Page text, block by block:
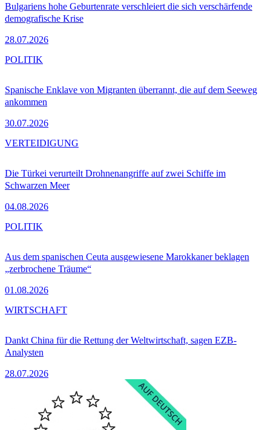
Bulgariens hohe Geburtenrate verschleiert die sich verschärfende
demografische Krise
28.07.2026
Spanische Enklave von Migranten überrannt, die auf dem Seeweg
ankommen
30.07.2026
POLITIK
Die Türkei verurteilt Drohnenangriffe auf zwei Schiffe im
Schwarzen Meer
04.08.2026
VERTEIDIGUNG
Aus dem spanischen Ceuta ausgewiesene Marokkaner beklagen
„zerbrochene Träume“
01.08.2026
POLITIK
Dankt China für die Rettung der Weltwirtschaft, sagen EZB-
Analysten
28.07.2026
WIRTSCHAFT